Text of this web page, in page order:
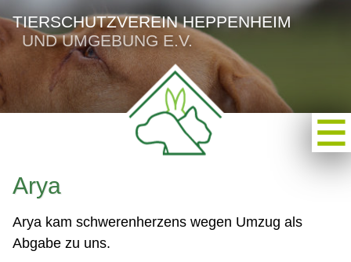
TIERSCHUTZVEREIN HEPPENHEIM
UND UMGEBUNG E.V.
Arya
Arya kam schwerenherzens wegen Umzug als
Abgabe zu uns.